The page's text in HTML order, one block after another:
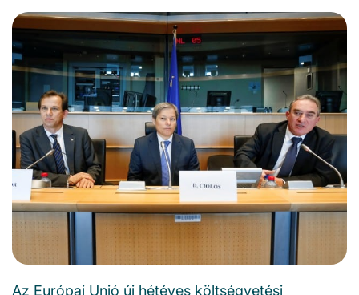
Az Európai Unió új hétéves költségvetési